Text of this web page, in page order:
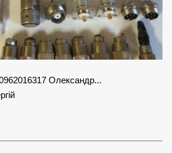
0962016317 Олександр...